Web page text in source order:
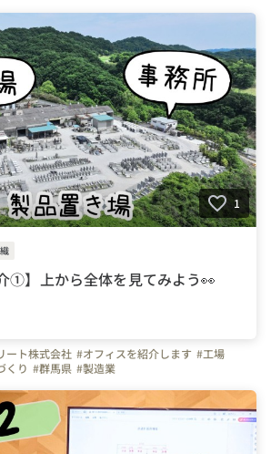
1
①】上から全体を見てみよう👀
ート株式会社 #オフィスを紹介します #工場
くり #群馬県 #製造業